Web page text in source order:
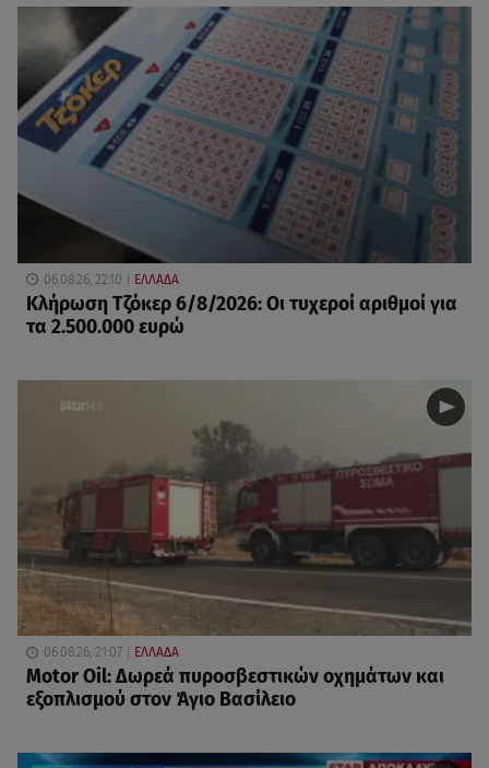
06.08.26, 22:10 ΕΛΛΑΔΑ
Κλήρωση Τζόκερ 6/8/2026: Οι τυχεροί αριθμοί για
τα 2.500.000 ευρώ
06.08.26, 21:07 ΕΛΛΑΔΑ
Motor Oil: Δωρεά πυροσβεστικών οχημάτων και
εξοπλισμού στον Άγιο Βασίλειο